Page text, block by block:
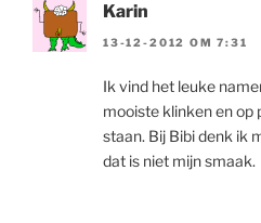
Karin
13-12-2012 OM 7:31
Ik vind het leuke
mooiste klinken en op
staan. Bij Bibi denk ik
dat is niet mijn smaak.